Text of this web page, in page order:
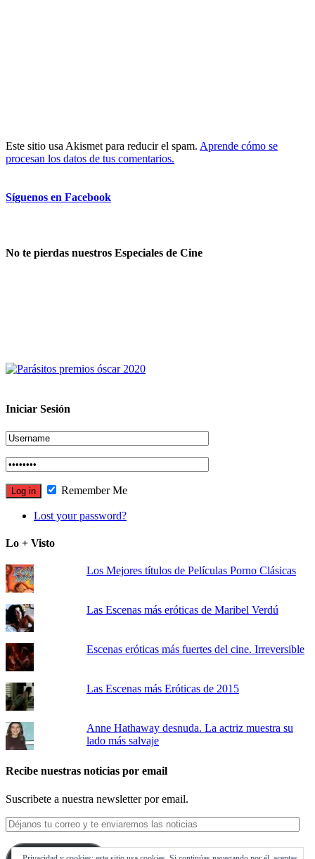
Este sitio usa Akismet para reducir el spam. Aprende cómo se
procesan los datos de tus comentarios.
Síguenos en Facebook
No te pierdas nuestros Especiales de Cine
Iniciar Sesión
Remember Me
Lost your password?
Lo + Visto
Los Mejores títulos de Películas Porno Clásicas
Las Escenas más eróticas de Maribel Verdú
Escenas eróticas más fuertes del cine. Irreversible
Las Escenas más Eróticas de 2015
Anne Hathaway desnuda. La actriz muestra su
lado más salvaje
Recibe nuestras noticias por email
Suscribete a nuestra newsletter por email.
Déjanos
tu
correo